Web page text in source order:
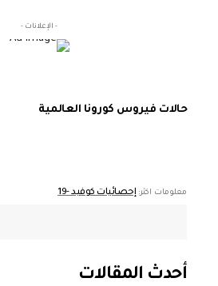
- الإعلانات -
حالات فيروس كورونا العالمية
معلومات اكثر: إحصائيات كوفيد -19
أحدث المقالات